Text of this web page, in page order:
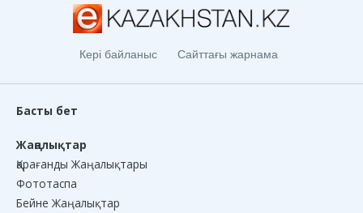
Кері байланыс Сайттағы жарнама
Басты бет
Жаңалықтар
Қарағанды Жаңалықтары
Фототаспа
Бейне Жаңалықтар